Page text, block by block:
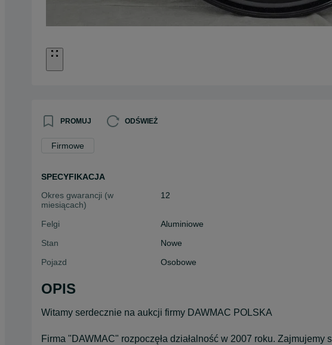
PROMUJ ODŚWIEŻ
Firmowe
SPECYFIKACJA
Okres gwarancji (w
miesiącach)
12
Felgi
Aluminiowe
Stan
Nowe
Pojazd
Osobowe
OPIS
Witamy serdecznie na aukcji firmy DAWMAC POLSKA
Firma "DAWMAC" rozpoczęła działalność w 2007 roku.